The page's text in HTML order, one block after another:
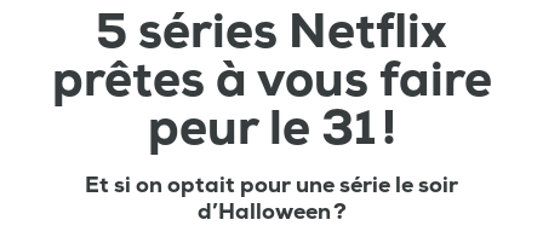
5 séries Netflix
prêtes à vous faire
peur le 31 !
Et si on optait pour une série le soir
d’Halloween ?